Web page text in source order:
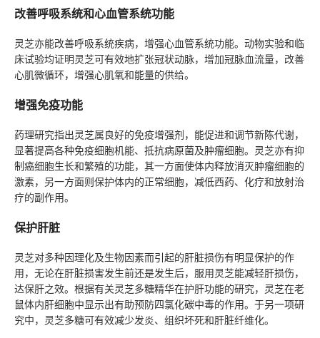
改善呼吸系统和心血管系统功能
灵芝亦能改善呼吸系统疾病，增强心血管系统功能。动物实验和临
床试验均证明灵芝可有效地扩张冠状动脉，增加冠脉血流量，改善
心肌微循环，增强心肌氧和能量的供给。
增强免疫功能
药理研究指出灵芝属良好的免疫增强剂，能促进和调节新陈代谢，
显著提高各种免疫细胞机能、抵抗病原菌及肿瘤细胞。灵芝亦有抑
制癌细胞生长和繁殖的功能，其一方面使体内释放消灭肿瘤细胞的
激素，另一方面则保护体内的正常细胞，减低西药、化疗和放射治
疗的副作用。
保护肝脏
灵芝对多种因理化及生物因素而引起的肝脏损伤有明显保护的作
用，无论在肝脏损害发生前还是发生后，服用灵芝能减轻肝损伤，
达保肝之效。根据有关灵芝多糖精华在护肝功能的研究，灵芝在老
鼠体内肝细胞中显示出有助预防四氯化碳中毒的作用。于另一项研
究中，灵芝多糖可有效减少发炎、组织坏死和肝脏纤维化。